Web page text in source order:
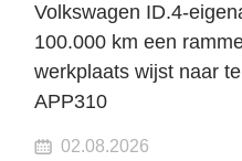
Volkswagen ID.4-
100.000 km een
werkplaats wijst naar
APP310
02.08.2026